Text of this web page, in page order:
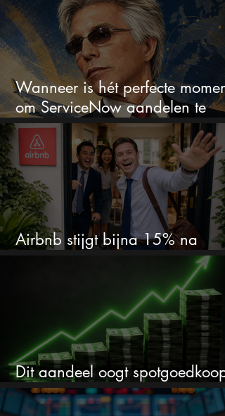
Wanneer is hét perfecte moment
om ServiceNow aandelen te
kopen?
Airbnb stijgt bijna 15% na
cijfers: vooral dit AI-cijfer valt op
Dit aandeel oogt spotgoedkoop
voor hoeveel het kan stijgen